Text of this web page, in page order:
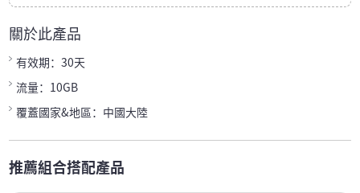
關於此產品
有效期：30天
流量：10GB
覆蓋國家&地區：中國大陸
推薦組合搭配產品